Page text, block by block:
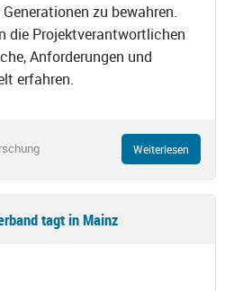
zu bewahren.
die Projektverantwortlichen
Anforderungen und
erfahren.
Weiterlesen
tagt in Mainz